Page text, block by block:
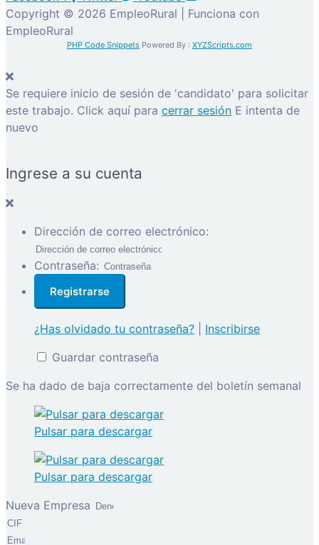
Copyright © 2026 EmpleoRural | Funciona con
EmpleoRural
PHP Code Snippets Powered By : XYZScripts.com
Se requiere inicio de sesión de 'candidato' para solicitar
este trabajo. Click aquí para cerrar sesión E intenta de
nuevo
Ingrese a su cuenta
Dirección de correo electrónico:
Contraseña:
¿Has olvidado tu contraseña?
Inscribirse
Guardar contraseña
Se ha dado de baja correctamente del boletín semanal
Pulsar para descargar
Pulsar para descargar
Nueva Empresa